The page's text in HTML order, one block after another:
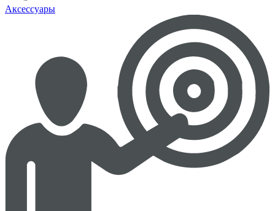
Аксессуары